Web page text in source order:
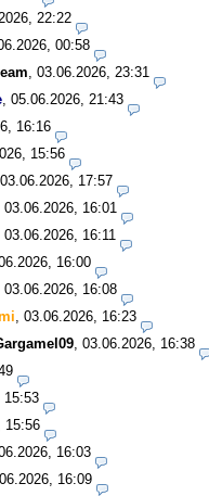
22:22
00:58
03.06.2026, 23:31
05.06.2026, 21:43
16:16
15:56
03.06.2026, 17:57
03.06.2026, 16:01
03.06.2026, 16:11
16:00
03.06.2026, 16:08
03.06.2026, 16:23
03.06.2026, 16:38
15:53
15:56
16:03
16:09